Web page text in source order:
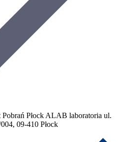
Płock ALAB laboratoria ul.
09-410 Płock